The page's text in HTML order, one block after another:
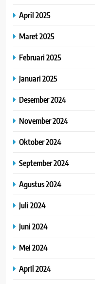
April 2025
Maret 2025
Februari 2025
Januari 2025
Desember 2024
November 2024
Oktober 2024
September 2024
Agustus 2024
Juli 2024
Juni 2024
Mei 2024
April 2024